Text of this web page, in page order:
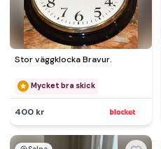
Stor väggklocka Bravur.
Mycket bra skick
400 kr